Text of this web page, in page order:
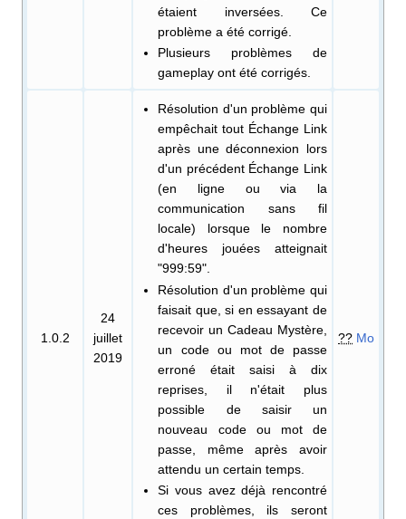
étaient inversées. Ce
problème a été corrigé.
Plusieurs problèmes de
gameplay ont été corrigés.
1.0.2
24
juillet
2019
Résolution d'un problème qui
empêchait tout Échange Link
après une déconnexion lors
d'un précédent Échange Link
(en ligne ou via la
communication sans fil
locale) lorsque le nombre
d'heures jouées atteignait
"999:59".
Résolution d'un problème qui
faisait que, si en essayant de
recevoir un Cadeau Mystère,
un code ou mot de passe
erroné était saisi à dix
reprises, il n'était plus
possible de saisir un
nouveau code ou mot de
passe, même après avoir
attendu un certain temps.
Si vous avez déjà rencontré
ces problèmes, ils seront
?? Mo